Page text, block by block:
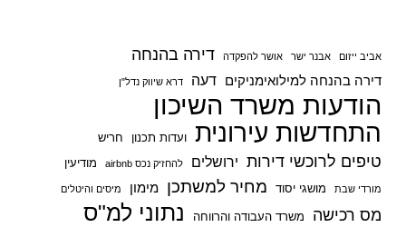
אביב ייזום אבנר ישר אושר להפקדה דירה בהנחה
דירה בהנחה למילואימניקים דעה דרא שיווק נדל"ן
הודעות משרד השיכון
התחדשות עירונית ועדות תכנון חריש
טיפים לרוכשי דירות ירושלים להחזיק נכס airbnb מודיעין
מורדי שבת מושגי יסוד מחיר למשתכן מימון מיסים והיטלים
מס רכישה משרד העבודה והרווחה נתוני למ"ס